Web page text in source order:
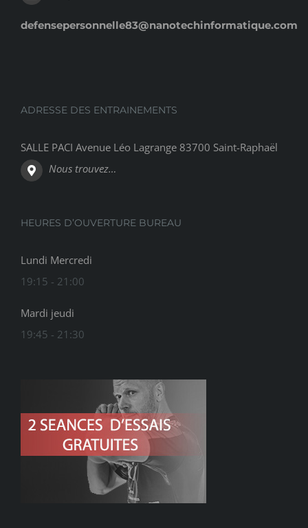
defensepersonnelle83@nanotechinformatique.com
ADRESSE DES ENTRAINEMENTS
SALLE PACI Avenue Léo Lagrange 83700 Saint-Raphaël
Nous trouvez…
HEURES D’OUVERTURE BUREAU
Lundi Mercredi
19:15 - 21:00
Mardi jeudi
19:45 - 21:30